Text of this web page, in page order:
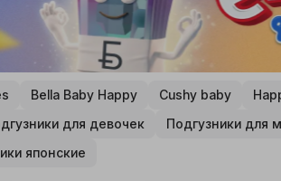
Bella Baby Happy Cushy baby
для девочек Подгузники для
японские